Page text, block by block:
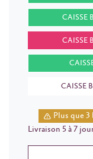
CAISSE
CAISSE
CAISSE
Plus que
Livraison 5 à 7